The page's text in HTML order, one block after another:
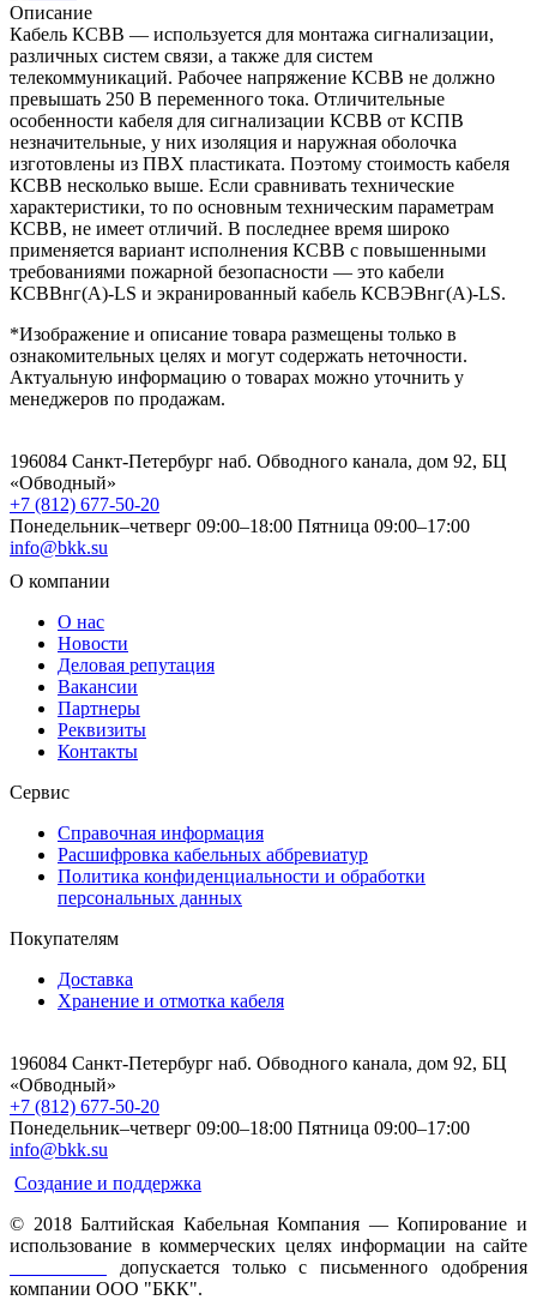
Описание
Кабель КСВВ — используется для монтажа сигнализации,
различных систем связи, а также для систем
телекоммуникаций. Рабочее напряжение КСВВ не должно
превышать 250 В переменного тока. Отличительные
особенности кабеля для сигнализации КСВВ от КСПВ
незначительные, у них изоляция и наружная оболочка
изготовлены из ПВХ пластиката. Поэтому стоимость кабеля
КСВВ несколько выше. Если сравнивать технические
характеристики, то по основным техническим параметрам
КСВВ, не имеет отличий. В последнее время широко
применяется вариант исполнения КСВВ с повышенными
требованиями пожарной безопасности — это кабели
КСВВнг(А)-LS и экранированный кабель КСВЭВнг(А)-LS.
*Изображение и описание товара размещены только в
ознакомительных целях и могут содержать неточности.
Актуальную информацию о товарах можно уточнить у
менеджеров по продажам.
196084 Санкт-Петербург наб. Обводного канала, дом 92, БЦ
«Обводный»
+7 (812) 677-50-20
Понедельник–четверг 09:00–18:00 Пятница 09:00–17:00
info@bkk.su
О компании
О нас
Новости
Деловая репутация
Вакансии
Партнеры
Реквизиты
Контакты
Сервис
Справочная информация
Расшифровка кабельных аббревиатур
Политика конфиденциальности и обработки
персональных данных
Покупателям
Доставка
Хранение и отмотка кабеля
196084 Санкт-Петербург наб. Обводного канала, дом 92, БЦ
«Обводный»
+7 (812) 677-50-20
Понедельник–четверг 09:00–18:00 Пятница 09:00–17:00
info@bkk.su
Создание и поддержка
© 2018 Балтийская Кабельная Компания — Копирование и
использование в коммерческих целях информации на сайте
допускается только с письменного одобрения
компании ООО "БКК".